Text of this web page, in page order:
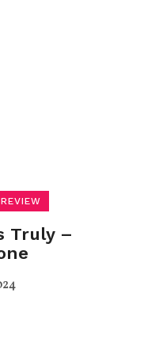
REVIEW
Truly –